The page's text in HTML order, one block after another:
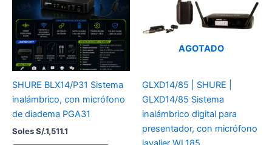
SHURE BLX14/P31 Sistema
inalámbrico, con micrófono
de diadema PGA31
Soles S/.1,511.1
AGOTADO
GLXD14/85 | SHURE |
GLXD14/85 Sistema
inalámbrico digital para
presentador, con micrófono